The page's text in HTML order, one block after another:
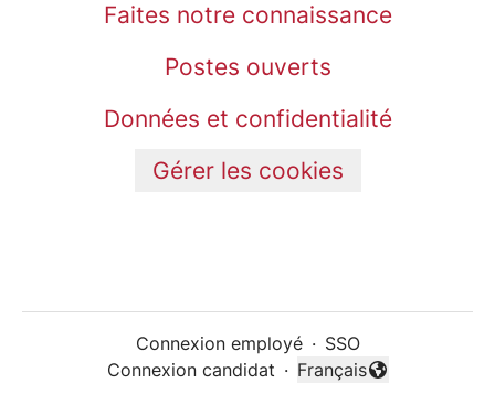
Faites notre connaissance
Postes ouverts
Données et confidentialité
Gérer les cookies
Connexion employé · SSO
Connexion candidat ·
Changer la langue
Français